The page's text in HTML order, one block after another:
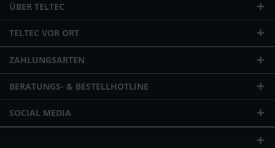
ÜBER TELTEC
TELTEC VOR ORT
ZAHLUNGSARTEN
BERATUNGS- & BESTELLHOTLINE
SOCIAL MEDIA